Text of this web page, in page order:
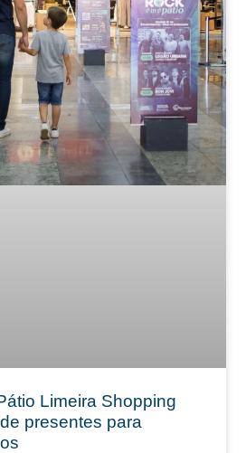
Limeira Shopping
presentes para